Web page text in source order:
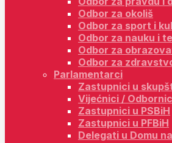
Odbor za okoliš
Odbor za sport i
Odbor za nauku i
Odbor za
Odbor za
Parlamentarci
Zastupnici u
Vijećnici /
Zastupnici u PSBiH
Zastupnici u PFBiH
Delegati u Domu